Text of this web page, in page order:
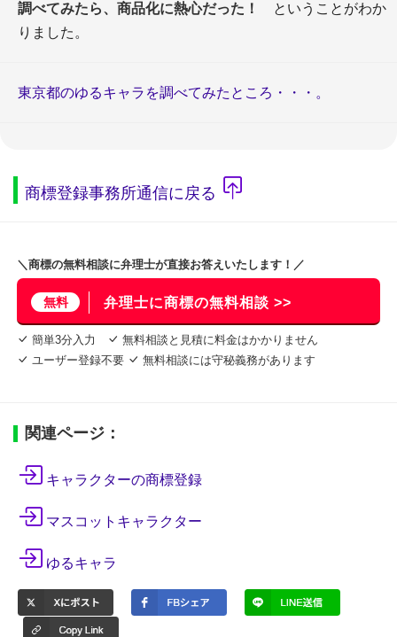
調べてみたら、商品化に熱心だった！
ということがわか
りました。
東京都のゆるキャラを調べてみたところ・・・。
商標登録事務所通信に戻る
＼商標の無料相談に弁理士が直接お答えいたします！／
無料 弁理士に商標の無料相談 >>
簡単3分入力
無料相談と見積に料金はかかりません
ユーザー登録不要
無料相談には守秘義務があります
関連ページ：
キャラクターの商標登録
マスコットキャラクター
ゆるキャラ